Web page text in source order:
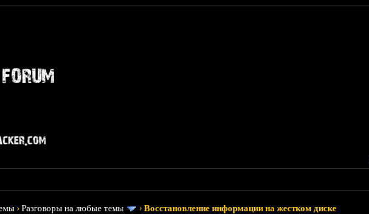
›Разговоры на любые темы ›Восстановление информации на жестком диске